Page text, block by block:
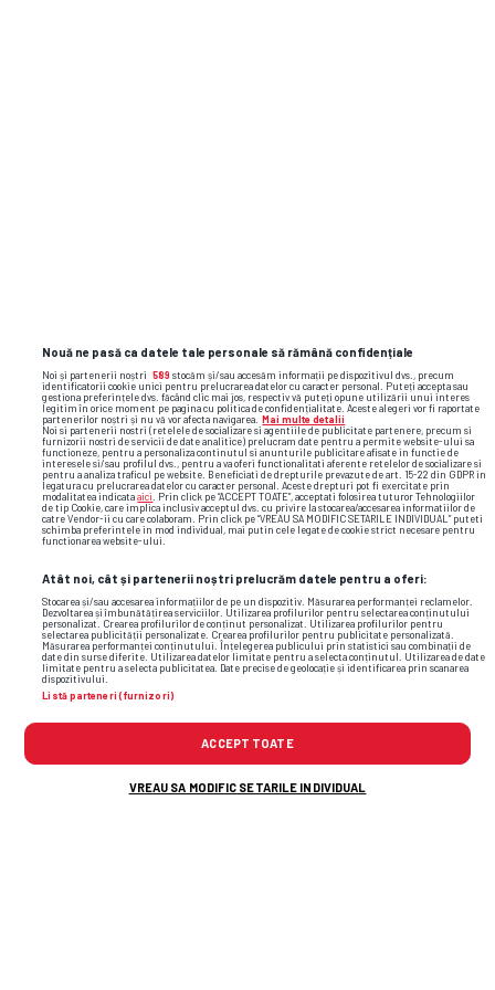
Nouă ne pasă ca datele tale personale să rămână confidențiale
Noi și partenerii noștri 589 stocăm și/sau accesăm informații pe dispozitivul dvs., precum
identificatorii cookie unici pentru prelucrarea datelor cu caracter personal. Puteți accepta sau
gestiona preferințele dvs. făcând clic mai jos, respectiv vă puteți opune utilizării unui interes
legitim în orice moment pe pagina cu politica de confidențialitate. Aceste alegeri vor fi raportate
partenerilor noștri și nu vă vor afecta navigarea. Mai multe detalii
Noi si partenerii nostri (retelele de socializare si agentiile de publicitate partenere, precum si
furnizorii nostri de servicii de date analitice) prelucram date pentru a permite website-ului sa
functioneze, pentru a personaliza continutul si anunturile publicitare afisate in functie de
interesele si/sau profilul dvs., pentru a va oferi functionalitati aferente retelelor de socializare si
pentru a analiza traficul pe website. Beneficiati de drepturile prevazute de art. 15-22 din GDPR in
legatura cu prelucrarea datelor cu caracter personal. Aceste drepturi pot fi exercitate prin
modalitatea indicataaici
. Prin click pe “ACCEPT TOATE”, acceptati folosirea tuturor Tehnologiilor
de tip Cookie, care implica inclusiv acceptul dvs. cu privire la stocarea/accesarea informatiilor de
catre Vendor-ii cu care colaboram. Prin click pe “VREAU SA MODIFIC SETARILE INDIVIDUAL” puteti
schimba preferintele in mod individual, mai putin cele legate de cookie strict necesare pentru
functionarea website-ului.
Atât noi, cât și partenerii noștri prelucrăm datele pentru a oferi:
Stocarea și/sau accesarea informațiilor de pe un dispozitiv. Măsurarea performanței reclamelor.
Dezvoltarea și îmbunătățirea serviciilor. Utilizarea profilurilor pentru selectarea conținutului
personalizat. Crearea profilurilor de conținut personalizat. Utilizarea profilurilor pentru
selectarea publicității personalizate. Crearea profilurilor pentru publicitate personalizată.
Măsurarea performanței conținutului. Înțelegerea publicului prin statistici sau combinații de
date din surse diferite. Utilizarea datelor limitate pentru a selecta conținutul. Utilizarea de date
limitate pentru a selecta publicitatea. Date precise de geolocație și identificarea prin scanarea
dispozitivului.
Listă parteneri (furnizori)
ACCEPT TOATE
VREAU SA MODIFIC SETARILE INDIVIDUAL